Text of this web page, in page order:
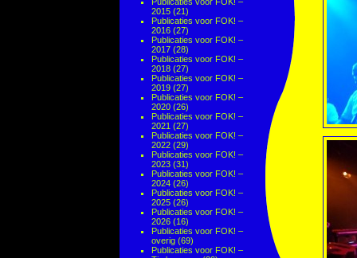
2015 (21)
Publicaties voor FOK! –
2016 (27)
Publicaties voor FOK! –
2017 (28)
Publicaties voor FOK! –
2018 (27)
Publicaties voor FOK! –
2019 (27)
Publicaties voor FOK! –
2020 (26)
Publicaties voor FOK! –
2021 (27)
Publicaties voor FOK! –
2022 (29)
Publicaties voor FOK! –
2023 (31)
Publicaties voor FOK! –
2024 (26)
Publicaties voor FOK! –
2025 (26)
Publicaties voor FOK! –
2026 (16)
Publicaties voor FOK! –
overig (69)
Publicaties voor FOK! –